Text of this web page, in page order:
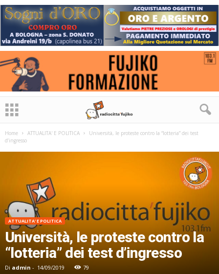
Home ATTUALITA' E POLITICA
Università, le proteste contro la “lotteria” dei test
d’ingresso
ATTUALITA' E POLITICA
Università, le proteste contro la
“lotteria” dei test d’ingresso
Di admin - 14/09/2019 79